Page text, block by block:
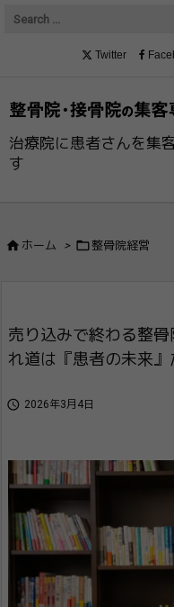
治療院に患者さんを集
す
Twitter
 ホーム > 整骨院経営
売り込みで終わる整
れ道は『患者の未来』
 2026年3月4日